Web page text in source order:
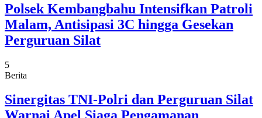
Polsek Kembangbahu Intensifkan Patroli
Malam, Antisipasi 3C hingga Gesekan
Perguruan Silat
5
Berita
Sinergitas TNI-Polri dan Perguruan Silat